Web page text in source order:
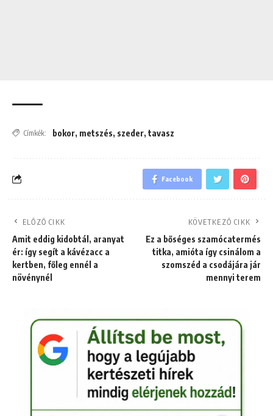
Címkék: bokor, metszés, szeder, tavasz
Facebook
ELŐZŐ CIKK
Amit eddig kidobtál, aranyat
ér: így segít a kávézacc a
kertben, főleg ennél a
növénynél
KÖVETKEZŐ CIKK
Ez a bőséges szamócatermés
titka, amióta így csinálom a
szomszéd a csodájára jár
mennyi terem